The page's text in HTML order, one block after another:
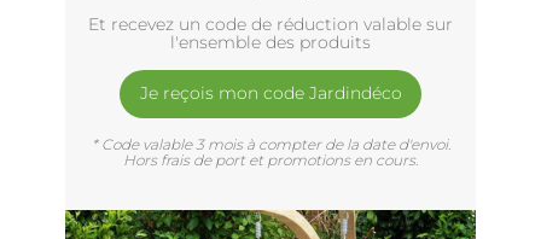
Et recevez un code de réduction valable sur
l'ensemble des produits
Je reçois mon code Jardindéco
* Code valable 3 mois à compter de la date d'envoi.
Hors frais de port et promotions en cours.